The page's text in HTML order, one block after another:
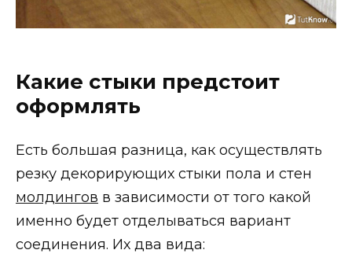
Какие стыки предстоит
оформлять
Есть большая разница, как осуществлять
резку декорирующих стыки пола и стен
молдингов в зависимости от того какой
именно будет отделываться вариант
соединения. Их два вида: